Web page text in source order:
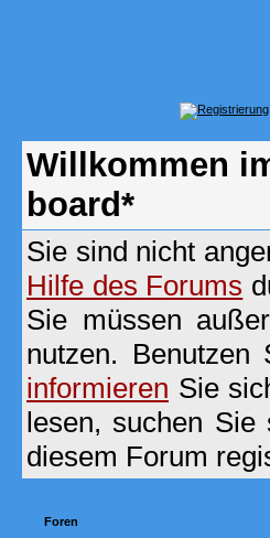
Willkommen
board*
Sie sind nicht
Hilfe des Forums
Sie müssen
nutzen. Benutzen
informieren Sie
lesen, suchen
diesem Forum
Foren